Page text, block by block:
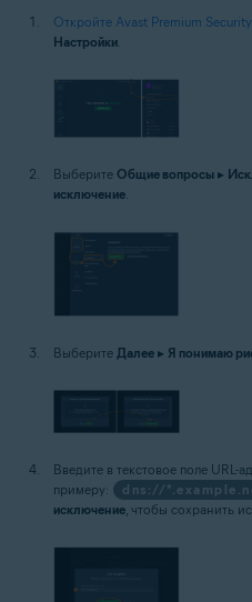
Откройте Avast Premium Security
Настройки.
Выберите Общие вопросы ▸
исключение.
Выберите Далее ▸ Я понимаю
Введите в текстовое поле URL-
примеру:
dns://
исключение , чтобы сохранить